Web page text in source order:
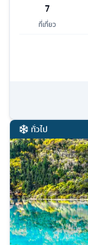
7
ที่เที่ยว
ทั่วไป